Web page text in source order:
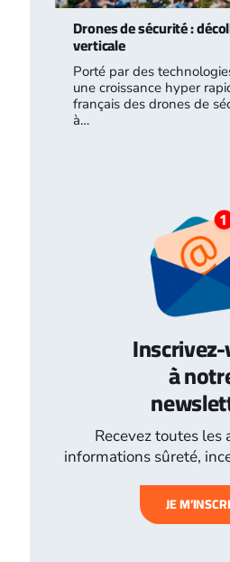
Drones de sécurité :
verticale
Porté par des
une croissance hyper
français des drones de
à…
à
Recevez toutes les
informations sûreté,
JE